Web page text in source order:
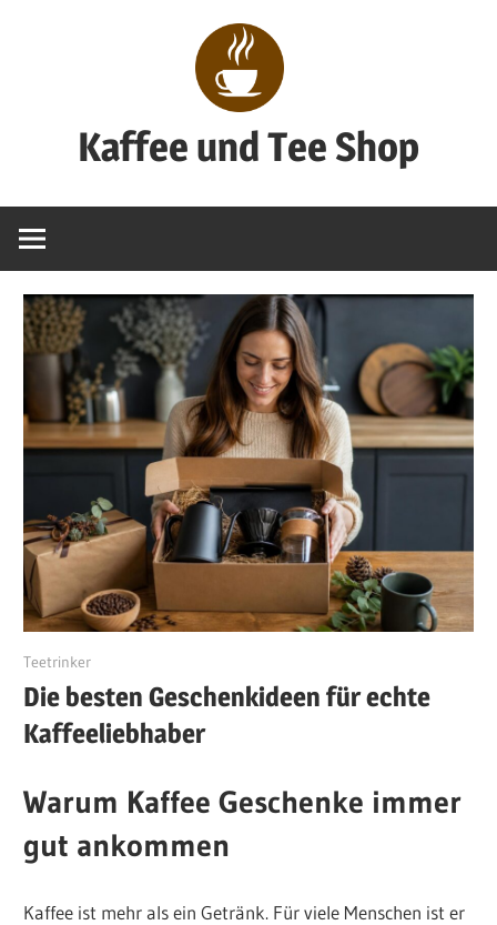
Kaffee und Tee Shop
pur
Juni 10, 2026
Teetrinker
Die besten Geschenkideen für echte
Kaffeeliebhaber
Warum Kaffee Geschenke immer
gut ankommen
Kaffee ist mehr als ein Getränk. Für viele Menschen ist er